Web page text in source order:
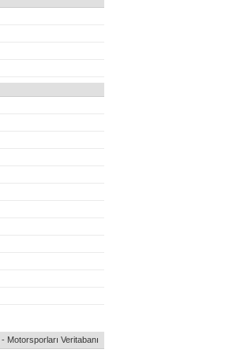
- Motorsporları Veritabanı